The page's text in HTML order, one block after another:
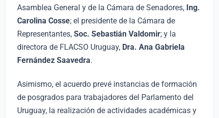
Asamblea General y de la Cámara de Senadores, Ing.
Carolina Cosse; el presidente de la Cámara de
Representantes, Soc. Sebastián Valdomir; y la
directora de FLACSO Uruguay, Dra. Ana Gabriela
Fernández Saavedra.
Asimismo, el acuerdo prevé instancias de formación
de posgrados para trabajadores del Parlamento del
Uruguay, la realización de actividades académicas y